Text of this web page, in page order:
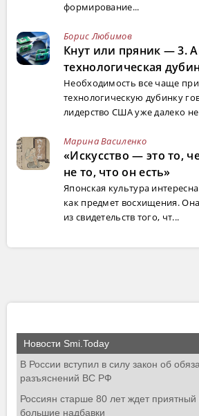
формирование...
Борис Любимов
Кнут или пряник — 3.
технологическая
Необходимость все чаще
технологическую дубинку
лидерство США уже далеко
Марина Василенко
«Искусство — это то,
не то, что он есть»
Японская культура
как предмет восхищения.
из свидетельств того, чт...